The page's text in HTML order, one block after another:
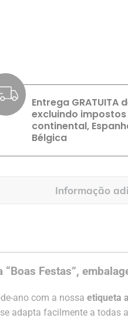
Entrega GRATUITA
excluindo
continental,
Bélgica
Informação
Festas”,
ano com a nossa etiqueta
adapta facilmente a todas